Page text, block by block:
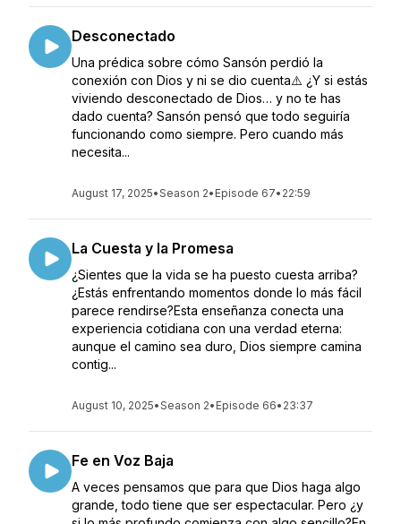
Desconectado
Una prédica sobre cómo Sansón perdió la
conexión con Dios y ni se dio cuenta⚠️ ¿Y si estás
viviendo desconectado de Dios… y no te has
dado cuenta? Sansón pensó que todo seguiría
funcionando como siempre. Pero cuando más
necesita...
August 17, 2025•Season 2• Episode 67• 22:59
La Cuesta y la Promesa
¿Sientes que la vida se ha puesto cuesta arriba?
¿Estás enfrentando momentos donde lo más fácil
parece rendirse?Esta enseñanza conecta una
experiencia cotidiana con una verdad eterna:
aunque el camino sea duro, Dios siempre camina
contig...
August 10, 2025•Season 2• Episode 66• 23:37
Fe en Voz Baja
A veces pensamos que para que Dios haga algo
grande, todo tiene que ser espectacular. Pero ¿y